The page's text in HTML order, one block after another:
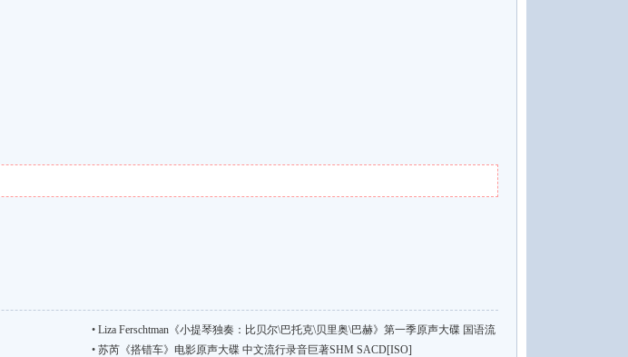
• Liza Ferschtman《小提琴独奏：比贝尔\巴托克\贝里奥\巴赫》第一季原声大碟 国语流
行【FLAC】
• 苏芮《搭错车》电影原声大碟 中文流行录音巨著SHM SACD[ISO]